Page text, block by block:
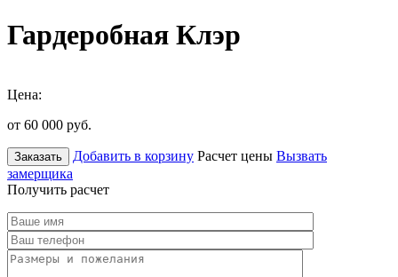
Гардеробная Клэр
Цена:
от 60 000 руб.
Заказать Добавить в корзину Расчет цены Вызвать
замерщика
Получить расчет